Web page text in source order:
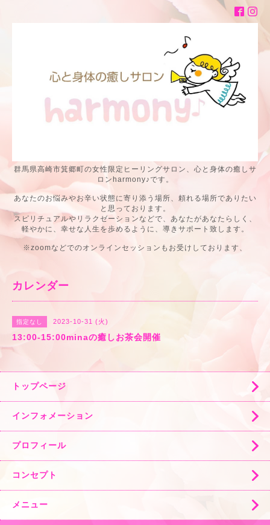
群馬県高崎市箕郷町の女性限定ヒーリングサロン、心と身体の癒しサ
ロンharmony♪です。
あなたのお悩みやお辛い状態に寄り添う場所、頼れる場所でありたい
と思っております。
スピリチュアルやリラクゼーションなどで、あなたがあなたらしく、
軽やかに、幸せな人生を歩めるように、導きサポート致します。
※zoomなどでのオンラインセッションもお受けしております、
カレンダー
指定なし 2023-10-31 (火)
13:00-15:00minaの癒しお茶会開催
トップページ
インフォメーション
プロフィール
コンセプト
メニュー